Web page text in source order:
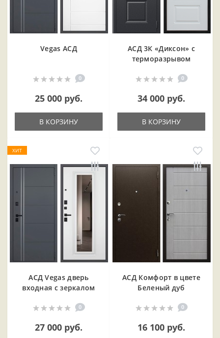
Vegas АСД
0
25 000 руб.
В КОРЗИНУ
АСД 3К «Диксон» с
терморазрывом
0
34 000 руб.
В КОРЗИНУ
ХИТ
АСД Vegas дверь
входная с зеркалом
0
27 000 руб.
АСД Комфорт в цвете
Беленый дуб
0
16 100 руб.